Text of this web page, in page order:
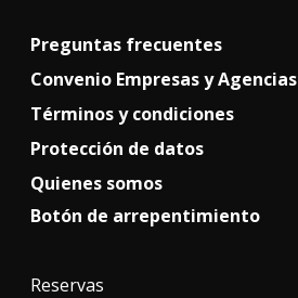
Preguntas frecuentes
Convenio Empresas y Agencias
Términos y condiciones
Protección de datos
Quienes somos
Botón de arrepentimiento
Reservas